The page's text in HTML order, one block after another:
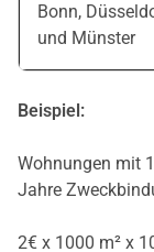
Bonn,
und Münster
Beispiel:
Wohnungen mit
Jahre
2€ x 1000 m² x